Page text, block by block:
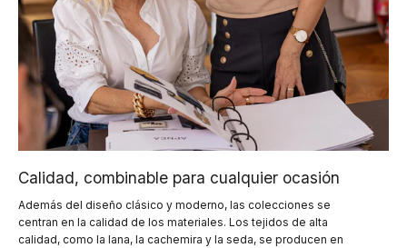
Calidad, combinable para cualquier ocasión
Además del diseño clásico y moderno, las colecciones se
centran en la calidad de los materiales. Los tejidos de alta
calidad, como la lana, la cachemira y la seda, se producen en